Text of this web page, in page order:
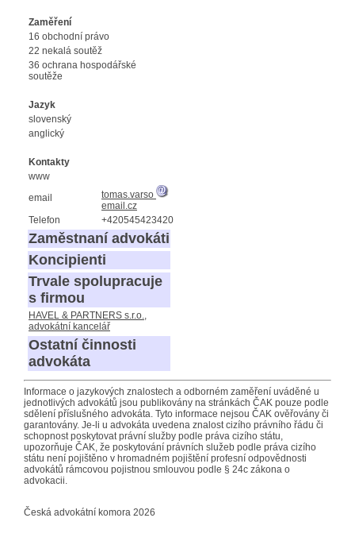
Zaměření
16 obchodní právo
22 nekalá soutěž
36 ochrana hospodářské
soutěže
Jazyk
slovenský
anglický
Kontakty
www
email
tomas.varso
email.cz
Telefon
+420545423420
Zaměstnaní advokáti
Koncipienti
Trvale spolupracuje
s firmou
HAVEL & PARTNERS s.r.o.,
advokátní kancelář
Ostatní činnosti
advokáta
Informace o jazykových znalostech a odborném zaměření uváděné u
jednotlivých advokátů jsou publikovány na stránkách ČAK pouze podle
sdělení příslušného advokáta. Tyto informace nejsou ČAK ověřovány či
garantovány. Je-li u advokáta uvedena znalost cizího právního řádu či
schopnost poskytovat právní služby podle práva cizího státu,
upozorňuje ČAK, že poskytování právních služeb podle práva cizího
státu není pojištěno v hromadném pojištění profesní odpovědnosti
advokátů rámcovou pojistnou smlouvou podle § 24c zákona o
advokacii.
Česká advokátní komora 2026